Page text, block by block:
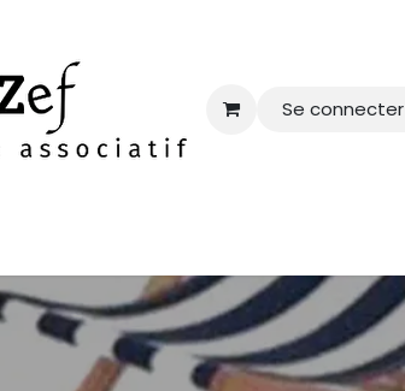
Se connecter